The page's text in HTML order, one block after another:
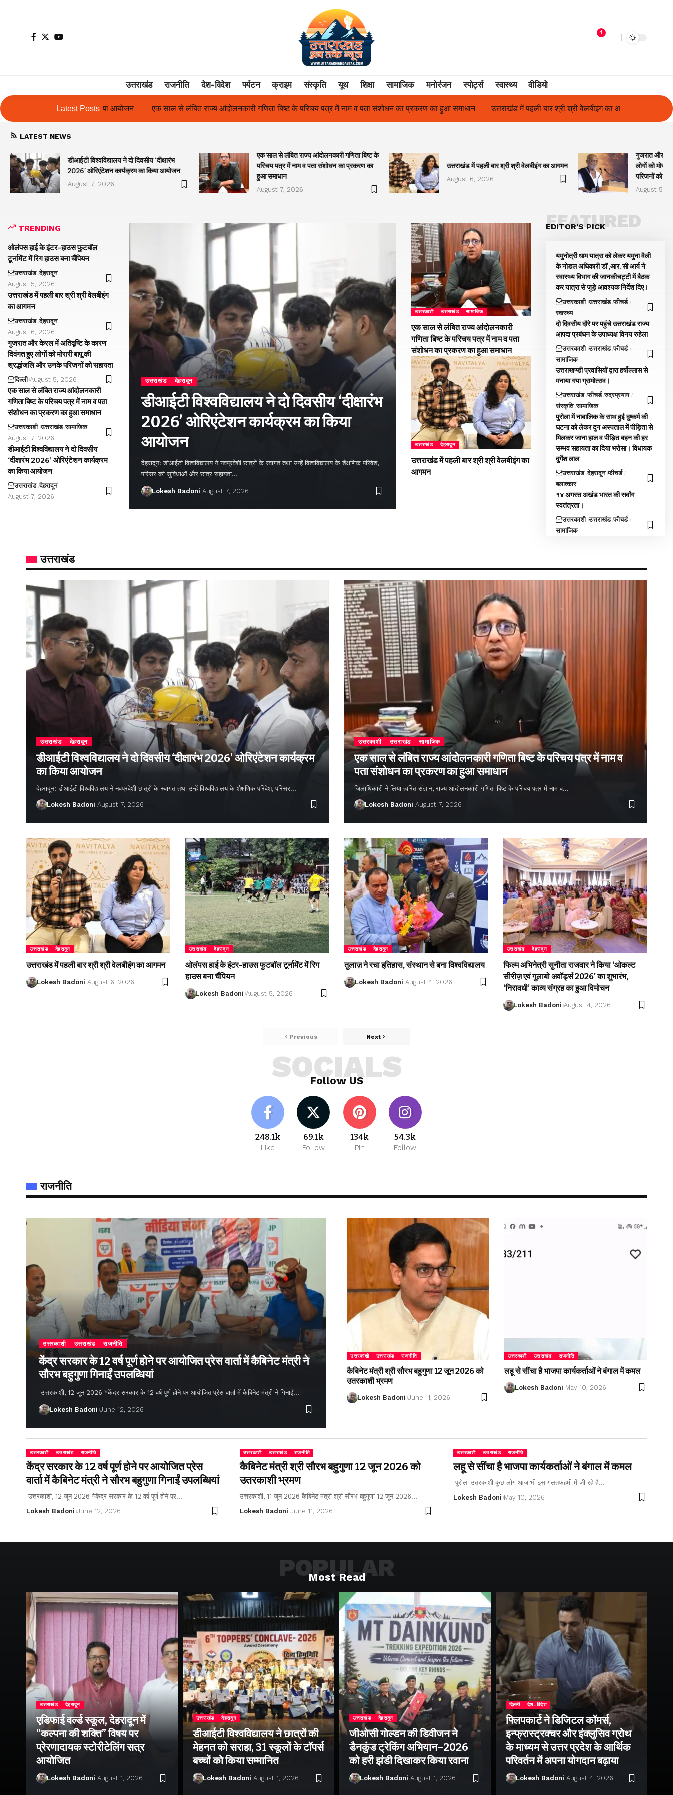
4
उत्तराखंड राजनीति देश-विदेश पर्यटन क्राइम संस्कृति यूथ शिक्षा सामाजिक मनोरंजन स्पोर्ट्स स्वास्थ्य वीडियो
Latest Posts
एक साल से लंबित राज्य आंदोलनकारी गणिता बिष्ट के परिचय पत्र में नाम व पता संशोधन का प्रकरण का हुआ समाधान उत्तराखंड में पहली बार श्री श्री वेलबीइंग का आगमन गुजरात और केरल में अतिवृष्टि के कारण दिवंगत हुए
LATEST NEWS
डीआईटी विश्वविद्यालय ने दो दिवसीय ‘दीक्षारंभ
2026’ ओरिएंटेशन कार्यक्रम का किया आयोजन
August 7, 2026
एक साल से लंबित राज्य आंदोलनकारी गणिता बिष्ट के
परिचय पत्र में नाम व पता संशोधन का प्रकरण का
हुआ समाधान
August 7, 2026
उत्तराखंड में पहली बार श्री श्री वेलबीइंग का आगमन
August 6, 2026
गुजरात और
लोगों को
परिजनों को
August 5,
TRENDING
ओलंपस हाई के इंटर-हाउस फुटबॉल
टूर्नामेंट में रिग हाउस बना चैंपियन
उत्तराखंड देहरादून
August 5, 2026
उत्तराखंड में पहली बार श्री श्री वेलबीइंग
का आगमन
उत्तराखंड देहरादून
August 6, 2026
गुजरात और केरल में अतिवृष्टि के कारण
दिवंगत हुए लोगों को मोरारी बापू की
श्रद्धांजलि और उनके परिजनों को सहायता
दिल्ली August 5, 2026
एक साल से लंबित राज्य आंदोलनकारी
गणिता बिष्ट के परिचय पत्र में नाम व पता
संशोधन का प्रकरण का हुआ समाधान
उत्तरकाशी उत्तराखंड सामाजिक
August 7, 2026
डीआईटी विश्वविद्यालय ने दो दिवसीय
‘दीक्षारंभ 2026’ ओरिएंटेशन कार्यक्रम
का किया आयोजन
उत्तराखंड देहरादून
August 7, 2026
उत्तराखंड देहरादून
डीआईटी विश्वविद्यालय ने दो दिवसीय ‘दीक्षारंभ
2026’ ओरिएंटेशन कार्यक्रम का किया
आयोजन
देहरादून: डीआईटी विश्वविद्यालय ने नवप्रवेशी छात्रों के स्वागत तथा उन्हें विश्वविद्यालय के शैक्षणिक परिवेश,
परिसर की सुविधाओं और छात्र सहायता…
Lokesh Badoni August 7, 2026
उत्तरकाशी उत्तराखंड सामाजिक
एक साल से लंबित राज्य आंदोलनकारी
गणिता बिष्ट के परिचय पत्र में नाम व पता
संशोधन का प्रकरण का हुआ समाधान
उत्तराखंड देहरादून
उत्तराखंड में पहली बार श्री श्री वेलबीइंग का
आगमन
EDITOR'S PICK
FEATURED
यमुनोत्री धाम यात्रा को लेकर यमुना वैली
के नोडल अधिकारी डॉ ,आर, सी आर्य ने
स्वास्थ्य विभाग की जानकीचट्टी में बैठक
कर यात्रा से जुड़े आवश्यक निर्देश दिए।
उत्तरकाशी उत्तराखंड फीचर्ड
स्वास्थ्य
दो दिवसीय दौरे पर पहुंचे उत्तराखंड राज्य
आपदा प्रबंधन के उपाध्यक्ष विनय रुहेला
उत्तरकाशी उत्तराखंड फीचर्ड
सामाजिक
उत्तराखण्डी प्रवासियों द्वारा हर्षोल्लास से
मनाया गया ग्रामोत्सव।
उत्तराखंड फीचर्ड रुद्रप्रयाग
संस्कृति सामाजिक
पुरोला में नाबालिक के साथ हुई दुष्कर्म की
घटना को लेकर दुन अस्पताल में पीड़िता से
मिलकर जाना हाल व पीड़ित बहन की हर
सम्भव सहायता का दिया भरोसा। विधायक
दुर्गेश लाल
उत्तराखंड देहरादून फीचर्ड
बलात्कार
१४ अगस्त अखंड भारत की सर्वांग
स्वतंत्रता।
उत्तरकाशी उत्तराखंड फीचर्ड
सामाजिक
उत्तराखंड
उत्तराखंड देहरादून
डीआईटी विश्वविद्यालय ने दो दिवसीय ‘दीक्षारंभ 2026’ ओरिएंटेशन कार्यक्रम
का किया आयोजन
देहरादून: डीआईटी विश्वविद्यालय ने नवप्रवेशी छात्रों के स्वागत तथा उन्हें विश्वविद्यालय के शैक्षणिक परिवेश, परिसर…
Lokesh Badoni August 7, 2026
उत्तरकाशी उत्तराखंड सामाजिक
एक साल से लंबित राज्य आंदोलनकारी गणिता बिष्ट के परिचय पत्र में नाम व
पता संशोधन का प्रकरण का हुआ समाधान
जिलाधिकारी ने लिया त्वरित संज्ञान, राज्य आंदोलनकारी गणिता बिष्ट के परिचय पत्र में नाम व…
Lokesh Badoni August 7, 2026
उत्तराखंड देहरादून
उत्तराखंड में पहली बार श्री श्री वेलबीइंग का आगमन
Lokesh Badoni August 6, 2026
उत्तराखंड देहरादून
ओलंपस हाई के इंटर-हाउस फुटबॉल टूर्नामेंट में रिग
हाउस बना चैंपियन
Lokesh Badoni August 5, 2026
उत्तराखंड देहरादून
तुलाज़ ने रचा इतिहास, संस्थान से बना विश्वविद्यालय
Lokesh Badoni August 4, 2026
उत्तराखंड देहरादून
फिल्म अभिनेत्री सुनीता राजवार ने किया ‘ओकल्ट
सीरीज़ एवं गुलाबो अवॉर्ड्स 2026’ का शुभारंभ,
‘निरावधी’ काव्य संग्रह का हुआ विमोचन
Lokesh Badoni August 4, 2026
Previous Next
Follow US
SOCIALS
248.1k
Like
69.1k
Follow
134k
Pin
54.3k
Follow
राजनीति
उत्तरकाशी उत्तराखंड राजनीति
केंद्र सरकार के 12 वर्ष पूर्ण होने पर आयोजित प्रेस वार्ता में कैबिनेट मंत्री ने
सौरभ बहुगुणा गिनाईं उपलब्धियां
उत्तरकाशी, 12 जून 2026 *केंद्र सरकार के 12 वर्ष पूर्ण होने पर आयोजित प्रेस वार्ता में कैबिनेट मंत्री ने गिनाईं…
Lokesh Badoni June 12, 2026
उत्तरकाशी उत्तराखंड राजनीति
कैबिनेट मंत्री श्री सौरभ बहुगुणा 12 जून 2026 को
उतरकाशी भ्रमण
Lokesh Badoni June 11, 2026
उत्तरकाशी उत्तराखंड राजनीति
लहू से सींचा है भाजपा कार्यकर्ताओं ने बंगाल में कमल
Lokesh Badoni May 10, 2026
उत्तरकाशी उत्तराखंड राजनीति
केंद्र सरकार के 12 वर्ष पूर्ण होने पर आयोजित प्रेस
वार्ता में कैबिनेट मंत्री ने सौरभ बहुगुणा गिनाईं उपलब्धियां
उत्तरकाशी, 12 जून 2026 *केंद्र सरकार के 12 वर्ष पूर्ण होने पर…
Lokesh Badoni June 12, 2026
उत्तरकाशी उत्तराखंड राजनीति
कैबिनेट मंत्री श्री सौरभ बहुगुणा 12 जून 2026 को
उतरकाशी भ्रमण
उत्तरकाशी, 11 जून 2026 कैबिनेट मंत्री श्री सौरभ बहुगुणा 12 जून 2026…
Lokesh Badoni June 11, 2026
उत्तरकाशी उत्तराखंड राजनीति
लहू से सींचा है भाजपा कार्यकर्ताओं ने बंगाल में कमल
पुरोला उतरकाशी कुछ लोग आज भी इस गलतफहमी में जी रहे हैं…
Lokesh Badoni May 10, 2026
Most Read
POPULAR
उत्तराखंड देहरादून
एडिफाई वर्ल्ड स्कूल, देहरादून में
“कल्पना की शक्ति” विषय पर
प्रेरणादायक स्टोरीटेलिंग सत्र
आयोजित
Lokesh Badoni August 1, 2026
उत्तराखंड देहरादून
डीआईटी विश्वविद्यालय ने छात्रों की
मेहनत को सराहा, 31 स्कूलों के टॉपर्स
बच्चों को किया सम्मानित
Lokesh Badoni August 1, 2026
उत्तराखंड देहरादून
जीओसी गोल्डन की डिवीजन ने
डैनकुंड ट्रेकिंग अभियान–2026
को हरी झंडी दिखाकर किया रवाना
Lokesh Badoni August 1, 2026
दिल्ली देश-विदेश
फ्लिपकार्ट ने डिजिटल कॉमर्स,
इन्फ्रास्ट्रक्चर और इंक्लुसिव ग्रोथ
के माध्यम से उत्तर प्रदेश के आर्थिक
परिवर्तन में अपना योगदान बढ़ाया
Lokesh Badoni August 4, 2026